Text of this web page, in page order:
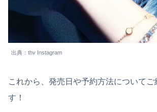
出典：thv Instagram
これから、発売日や予約方法についてご
す！